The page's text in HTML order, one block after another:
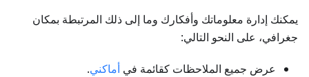
يمكنك إدارة معلوماتك وأفكارك وما إلى ذلك المرتبطة بمكان
جغرافي، على النحو التالي:
عرض جميع الملاحظات كقائمة في أماكني.